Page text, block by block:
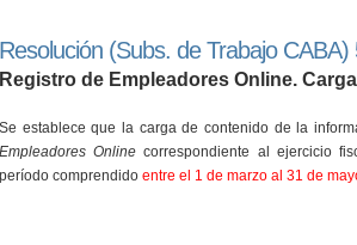
Resolución (Subs. de Trabajo CABA)
Registro de Empleadores Online.
Se establece que la carga de contenido de la
Empleadores Online correspondiente al ejercicio
período comprendido entre el 1 de marzo al 31 de